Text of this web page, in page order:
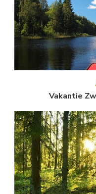
Vakantie